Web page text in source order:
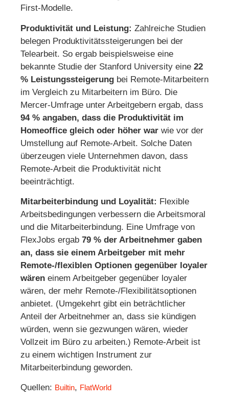
First-Modelle.
Produktivität und Leistung: Zahlreiche Studien
belegen Produktivitätssteigerungen bei der
Telearbeit. So ergab beispielsweise eine
bekannte Studie der Stanford University eine 22
% Leistungssteigerung bei Remote-Mitarbeitern
im Vergleich zu Mitarbeitern im Büro. Die
Mercer-Umfrage unter Arbeitgebern ergab, dass
94 % angaben, dass die Produktivität im
Homeoffice gleich oder höher war wie vor der
Umstellung auf Remote-Arbeit. Solche Daten
überzeugen viele Unternehmen davon, dass
Remote-Arbeit die Produktivität nicht
beeinträchtigt.
Mitarbeiterbindung und Loyalität: Flexible
Arbeitsbedingungen verbessern die Arbeitsmoral
und die Mitarbeiterbindung. Eine Umfrage von
FlexJobs ergab 79 % der Arbeitnehmer gaben
an, dass sie einem Arbeitgeber mit mehr
Remote-/flexiblen Optionen gegenüber loyaler
wären einem Arbeitgeber gegenüber loyaler
wären, der mehr Remote-/Flexibilitätsoptionen
anbietet. (Umgekehrt gibt ein beträchtlicher
Anteil der Arbeitnehmer an, dass sie kündigen
würden, wenn sie gezwungen wären, wieder
Vollzeit im Büro zu arbeiten.) Remote-Arbeit ist
zu einem wichtigen Instrument zur
Mitarbeiterbindung geworden.
Quellen: Builtin, FlatWorld